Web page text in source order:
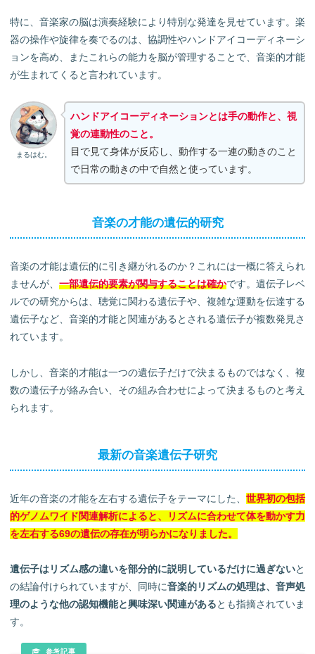
特に、音楽家の脳は演奏経験により特別な発達を見せています。楽
器の操作や旋律を奏でるのは、協調性やハンドアイコーディネーシ
ョンを高め、またこれらの能力を脳が管理することで、音楽的才能
が生まれてくると言われています。
まるはむ。
ハンドアイコーディネーションとは手の動作と、視
覚の連動性のこと。
目で見て身体が反応し、動作する一連の動きのこと
で日常の動きの中で自然と使っています。
音楽の才能の遺伝的研究
音楽の才能は遺伝的に引き継がれるのか？これには一概に答えられ
ませんが、 一部遺伝的要素が関与することは確かです。遺伝子レベ
ルでの研究からは、聴覚に関わる遺伝子や、複雑な運動を伝達する
遺伝子など、音楽的才能と関連があるとされる遺伝子が複数発見さ
れています。
しかし、音楽的才能は一つの遺伝子だけで決まるものではなく、複
数の遺伝子が絡み合い、その組み合わせによって決まるものと考え
られます。
最新の音楽遺伝子研究
近年の音楽の才能を左右する遺伝子をテーマにした、 世界初の包括
的ゲノムワイド関連解析によると、リズムに合わせて体を動かす力
を左右する69の遺伝の存在が明らかになりました。
遺伝子はリズム感の違いを部分的に説明しているだけに過ぎないと
の結論付けられていますが、同時に音楽的リズムの処理は、音声処
理のような他の認知機能と興味深い関連があるとも指摘されていま
す。